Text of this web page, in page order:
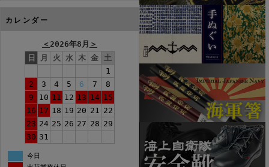
カレンダー
＜ 2026年8月 ＞
日
月 火 水 木 金 土
1
2
3 4 5 6 7
8
9
10 11 12 13 14 15
16 17 18 19 20 21 22
23 24 25 26 27 28 29
30 31
今日